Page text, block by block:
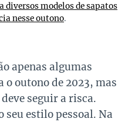
diversos modelos de sapatos
nesse outono.
apenas algumas
o outono de 2023, mas
seguir a risca.
seu estilo pessoal. Na